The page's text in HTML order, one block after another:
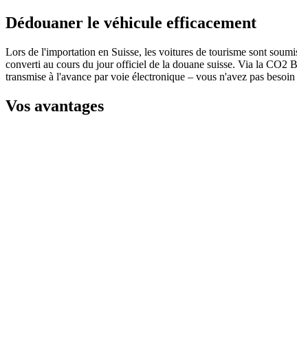
Dédouaner le véhicule efficacement
Lors de l'importation en Suisse, les voitures de tourisme sont
converti au cours du jour officiel de la douane suisse. Via la CO2
transmise à l'avance par voie électronique – vous n'avez pas
Vos avantages